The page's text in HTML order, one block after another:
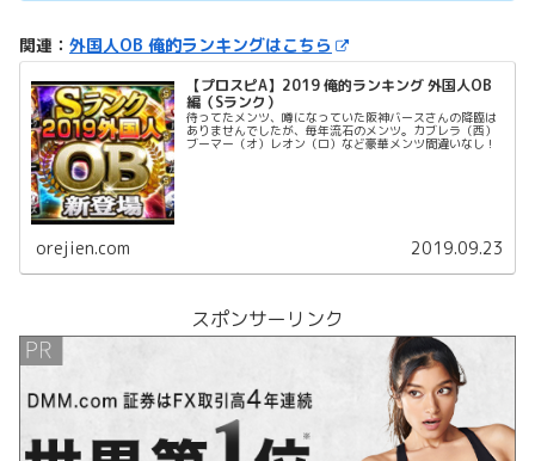
関連： 外国人OB 俺的ランキングはこちら
【プロスピA】2019 俺的ランキング 外国人OB
編（Sランク）
待ってたメンツ、噂になっていた阪神バースさんの降臨は
ありませんでしたが、毎年流石のメンツ。カブレラ（西）
ブーマー（オ）レオン（ロ）など豪華メンツ間違いなし！
orejien.com 2019.09.23
スポンサーリンク